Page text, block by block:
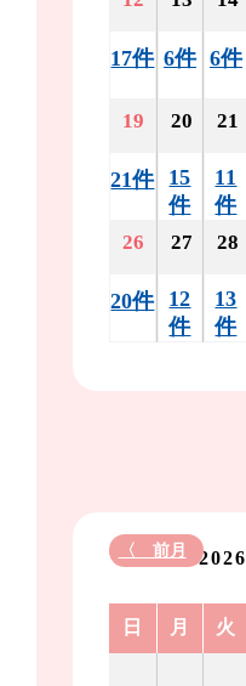
17件 6件 6件
19
21件
20
15
件
21
11
件
26
20件
27
12
件
28
13
件
2026
〈 前月
日 月 火